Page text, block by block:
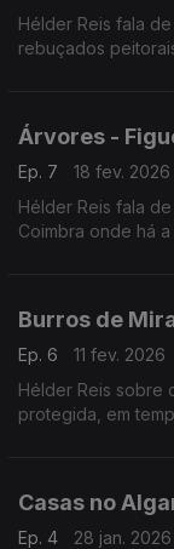
Hélder Reis fala
rebuçados
Árvores -
Ep. 7
18 fev. 2026
Hélder Reis fala
Coimbra onde há
Burros de
Ep. 6
11 fev. 2026
Hélder Reis sobre
protegida, em
Casas no
Ep. 4
28 jan. 2026